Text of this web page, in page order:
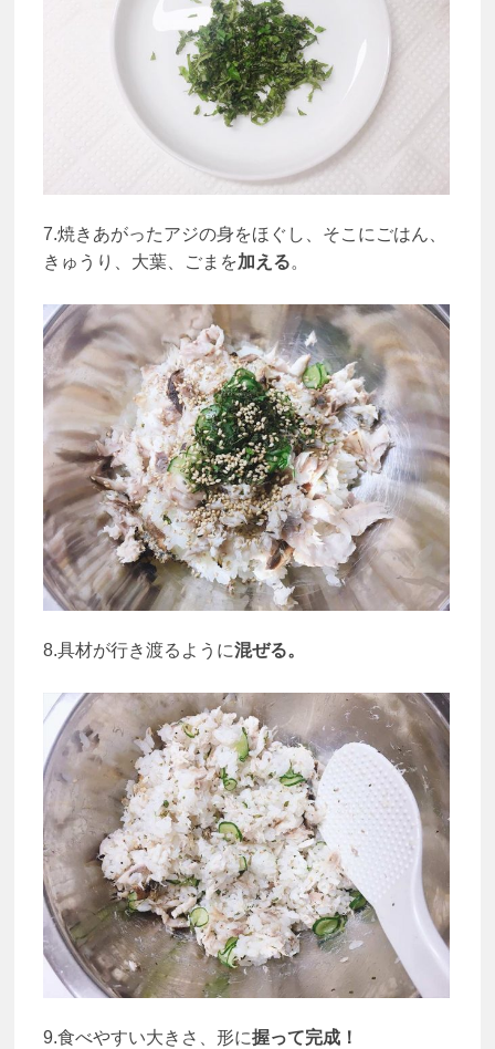
7.焼きあがったアジの身をほぐし、そこにごはん、
きゅうり、大葉、ごまを加える。
8.具材が行き渡るように混ぜる。
9.食べやすい大きさ、形に握って完成！